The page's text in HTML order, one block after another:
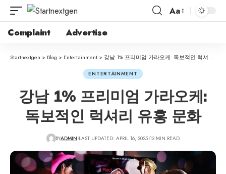
Aa
Complaint Advertise
Startnextgen > Blog > Entertainment > 강남 1% 프리미엄 가라오케: 독보적인 럭셔리 유흥 문화
ENTERTAINMENT
강남 1% 프리미엄 가라오케:
독보적인 럭셔리 유흥 문화
BYADMIN LAST UPDATED: APRIL 16, 2025 13 MIN READ